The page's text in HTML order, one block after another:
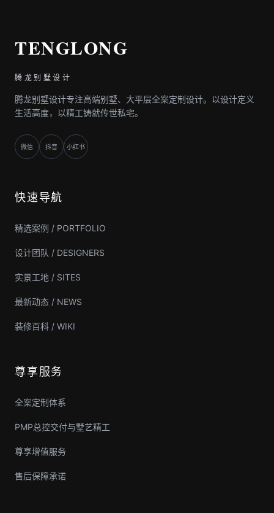
TENGLONG
腾龙别墅设计
腾龙别墅设计专注高端别墅、大平层全案定制设计。以设计定义
生活高度，以精工铸就传世私宅。
微信 抖音 小红书
快速导航
精选案例 / PORTFOLIO
设计团队 / DESIGNERS
实景工地 / SITES
最新动态 / NEWS
装修百科 / WIKI
尊享服务
全案定制体系
PMP总控交付与墅艺精工
尊享增值服务
售后保障承诺